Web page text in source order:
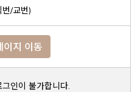
/교번)
이지 이동
인이 불가합니다.